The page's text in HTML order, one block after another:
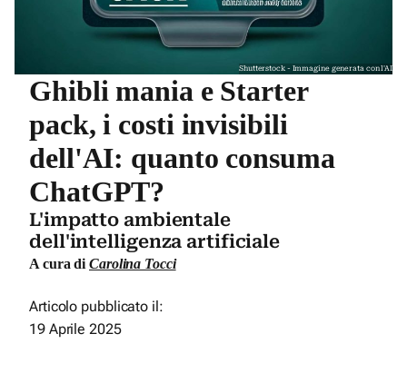
Shutterstock - Immagine generata con l'AI
Ghibli mania e Starter
pack, i costi invisibili
dell'AI: quanto consuma
ChatGPT?
L'impatto ambientale
dell'intelligenza artificiale
A cura di Carolina Tocci
Articolo pubblicato il:
19 Aprile 2025